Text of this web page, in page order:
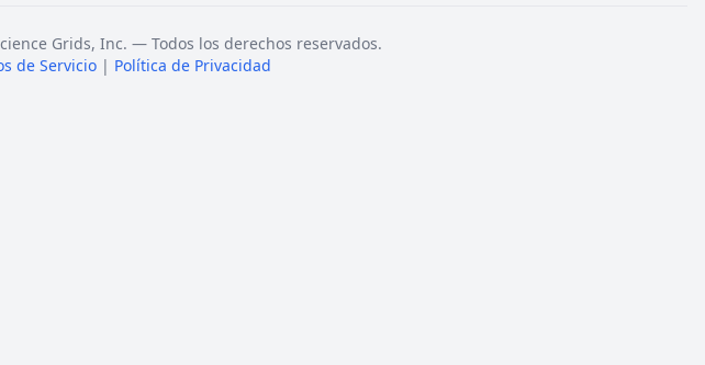
Grids, Inc. — Todos los derechos reservados.
de Servicio | Política de Privacidad